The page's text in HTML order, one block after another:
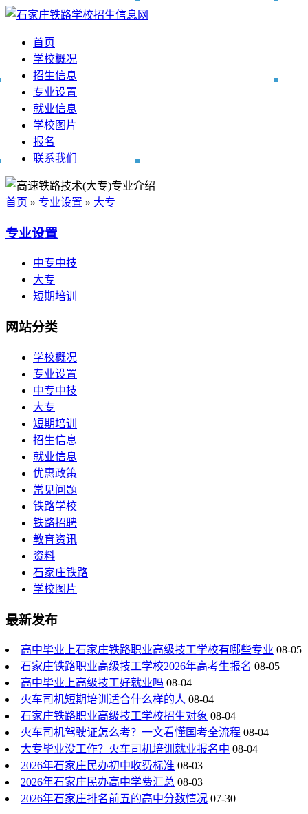
首页
学校概况
招生信息
专业设置
就业信息
学校图片
报名
联系我们
首页 » 专业设置 » 大专
专业设置
中专中技
大专
短期培训
网站分类
学校概况
专业设置
中专中技
大专
短期培训
招生信息
就业信息
优惠政策
常见问题
铁路学校
铁路招聘
教育资讯
资料
石家庄铁路
学校图片
最新发布
高中毕业上石家庄铁路职业高级技工学校有哪些专业 08-05
石家庄铁路职业高级技工学校2026年高考生报名 08-05
高中毕业上高级技工好就业吗 08-04
火车司机短期培训适合什么样的人 08-04
石家庄铁路职业高级技工学校招生对象 08-04
火车司机驾驶证怎么考？一文看懂国考全流程 08-04
大专毕业没工作？火车司机培训就业报名中 08-04
2026年石家庄民办初中收费标准 08-03
2026年石家庄民办高中学费汇总 08-03
2026年石家庄排名前五的高中分数情况 07-30